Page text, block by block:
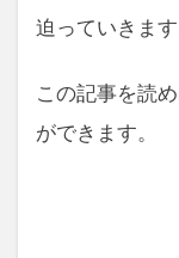
迫っていきます
この記事を読
ができます。